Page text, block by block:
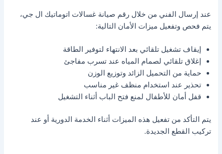
عند إرسال الفني من خلال رقم صيانة غسالات اتوماتيك ال جي،
يتم فحص وتفعيل ميزات الأمان التالية:
إيقاف تشغيل تلقائي بعد الانتهاء لتوفير الطاقة
إغلاق تلقائي لصمام المياه عند تسرب مفاجئ
حماية من التحميل الزائد وتوزيع الوزن
تحذير عند استخدام منظف غير مناسب
قفل أمان للأطفال لمنع فتح الباب أثناء التشغيل
يتم التأكد من تفعيل هذه الميزات أثناء الخدمة الدورية أو عند
تركيب القطع الجديدة.